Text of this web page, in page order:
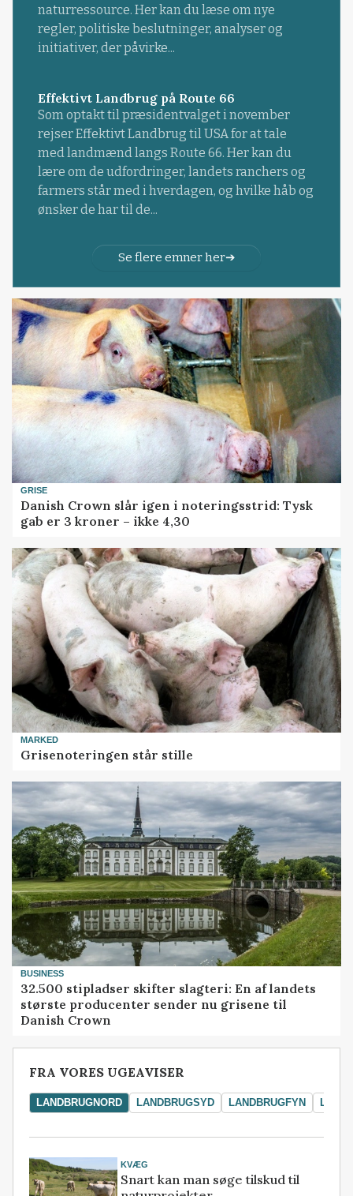
naturressource. Her kan du læse om nye
regler, politiske beslutninger, analyser og
initiativer, der påvirke...
Effektivt Landbrug på Route 66
Som optakt til præsidentvalget i november
rejser Effektivt Landbrug til USA for at tale
med landmænd langs Route 66. Her kan du
lære om de udfordringer, landets ranchers og
farmers står med i hverdagen, og hvilke håb og
ønsker de har til de...
Se flere emner her
GRISE
Danish Crown slår igen i noteringsstrid: Tysk
gab er 3 kroner – ikke 4,30
MARKED
Grisenoteringen står stille
BUSINESS
32.500 stipladser skifter slagteri: En af landets
største producenter sender nu grisene til
Danish Crown
FRA VORES UGEAVISER
LANDBRUGNORD LANDBRUGSYD LANDBRUGFYN
KVÆG
Snart kan man søge tilskud til